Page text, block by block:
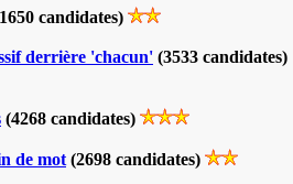
candidates)
derrière 'chacun' (3533 candidates)
(4268 candidates)
de mot (2698 candidates)